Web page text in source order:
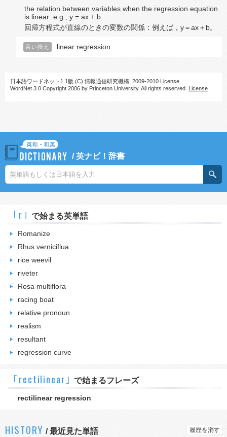
the relation between variables when the regression equation
is linear: e.g., y = ax + b.
回帰方程式が直線のときの変数の関係：例えば，y＝ax＋b。
言い換え linear regression
日本語ワードネット1.1版 (C) 情報通信研究機構, 2009-2010 License
WordNet 3.0 Copyright 2006 by Princeton University. All rights reserved. License
/英ナビ！辞書
｢r｣ で始まる英単語
Romanize
Rhus verniciflua
rice weevil
riveter
Rosa multiflora
racing boat
relative pronoun
realism
resultant
regression curve
｢rectilinear｣ で始まるフレーズ
rectilinear regression
HISTORY /最近見た単語 履歴を消す